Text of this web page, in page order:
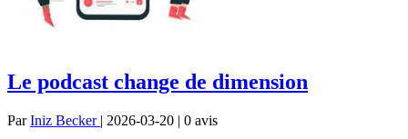
Le podcast change de dimension
ParIniz Becker | 2026-03-20 | 0 avis